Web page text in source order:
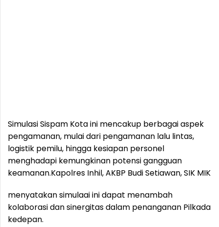
Simulasi Sispam Kota ini mencakup berbagai aspek
pengamanan, mulai dari pengamanan lalu lintas,
logistik pemilu, hingga kesiapan personel
menghadapi kemungkinan potensi gangguan
keamanan.Kapolres Inhil, AKBP Budi Setiawan, SIK MIK
menyatakan simulaai ini dapat menambah
kolaborasi dan sinergitas dalam penanganan Pilkada
kedepan.